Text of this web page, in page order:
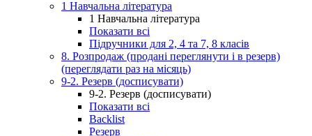
1 Навчальна література
1 Навчальна література
Показати всі
Підручники для 2, 4 та 7, 8 класів
8. Розпродаж (продані переглянути і в резерв)
(переглядати раз на місяць)
9-2. Резерв (досписувати)
9-2. Резерв (досписувати)
Показати всі
Backlist
Резерв